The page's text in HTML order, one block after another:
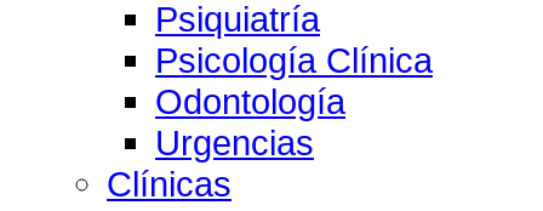
Psiquiatría
Psicología Clínica
Odontología
Urgencias
Clínicas